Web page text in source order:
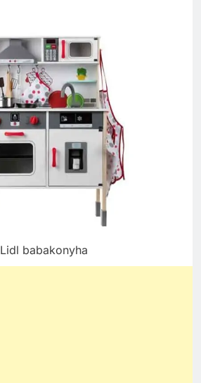
Lidl babakonyha